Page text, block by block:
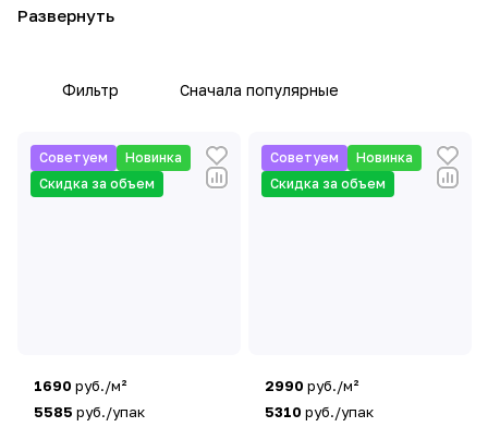
полимеров, что делает ламинат устойчивым к
температурным перепадам.
Это покрытие часто выбирают для помещений с
высокой проходимостью, таких как кухни,
ванных комнатах и кухнях.
• Прочность: каменная основа делает ламинат
Фильтр Сначала популярные
Советуем
Новинка
Скидка за объем
1690 руб./м²
5585 руб./упак
Советуем
Новинка
Скидка за объем
2990 руб./м²
5310 руб./упак